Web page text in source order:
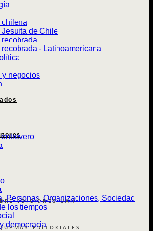
EDICIONES UAH
EDITORIALES
chilena
de Chile
- Latinoamericana
y negocios
Personas, Organizaciones, Sociedad
los tiempos
democracia